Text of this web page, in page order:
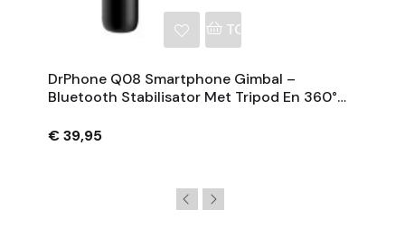
TOEVOEGEN AAN
DrPhone Q08 Smartphone Gimbal –
Bluetooth Stabilisator Met Tripod En 360°
€ 39,95